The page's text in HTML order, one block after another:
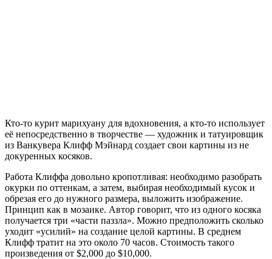
Кто-то курит марихуану для вдохновения, а кто-то использует
её непосредственно в творчестве — художник и татуировщик
из Ванкувера Клифф Мэйнард создает свои картины из не
докуренных косяков.
Работа Клиффа довольно кропотливая: необходимо разобрать
окурки по оттенкам, а затем, выбирая необходимый кусок и
обрезая его до нужного размера, выложить изображение.
Принцип как в мозаике. Автор говорит, что из одного косяка
получается три «части паззла». Можно предположить сколько
уходит «усилий» на создание целой картины. В среднем
Клифф тратит на это около 70 часов. Стоимость такого
произведения от $2,000 до $10,000.